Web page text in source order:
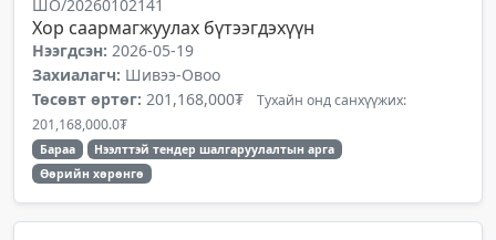
ШО/20260102141
Хор саармагжуулах бүтээгдэхүүн
Нээгдсэн: 2026-05-19
Захиалагч: Шивээ-Овоо
Төсөвт өртөг: 201,168,000₮ Тухайн онд санхүүжих:
201,168,000.0₮
Бараа
Нээлттэй тендер шалгаруулалтын арга
Өөрийн хөрөнгө